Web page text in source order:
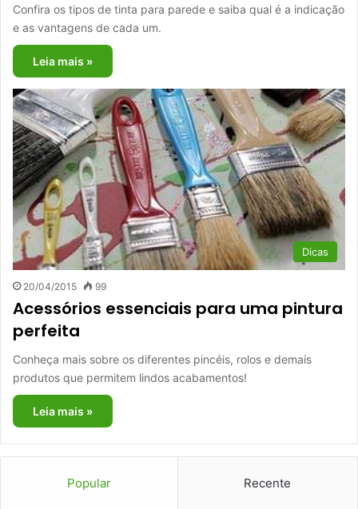
Confira os tipos de tinta para parede e saiba qual é a indicação
e as vantagens de cada um.
Leia mais »
Dicas
20/04/2015 99
Acessórios essenciais para uma pintura
perfeita
Conheça mais sobre os diferentes pincéis, rolos e demais
produtos que permitem lindos acabamentos!
Leia mais »
Popular Recente